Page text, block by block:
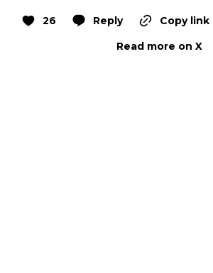
26 Reply
Copy link
Read more on X